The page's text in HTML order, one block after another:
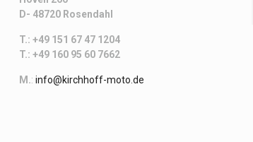
D- 48720 Rosendahl
T.: +49 151 67 47 1204
T.: +49 160 95 60 7662
M.: info@kirchhoff-moto.de